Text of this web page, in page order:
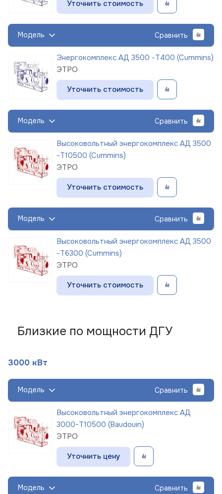
Уточнить стоимость
Модель Сравнить
Энергокомплекс АД 3500 -Т400 (Cummins)
ЭТРО
Уточнить стоимость
Модель Сравнить
Высоковольтный энергокомплекс АД 3500
-Т10500 (Cummins)
ЭТРО
Уточнить стоимость
Модель Сравнить
Высоковольтный энергокомплекс АД 3500
-Т6300 (Cummins)
ЭТРО
Уточнить стоимость
Близкие по мощности ДГУ
3000 кВт
Модель Сравнить
Высоковольтный энергокомплекс АД
3000-Т10500 (Baudouin)
ЭТРО
Уточнить цену
Модель Сравнить